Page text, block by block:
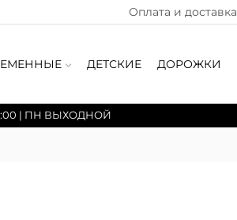
Оплата и доставка
ДЕТСКИЕ ДОРОЖКИ
| ПН ВЫХОДНОЙ